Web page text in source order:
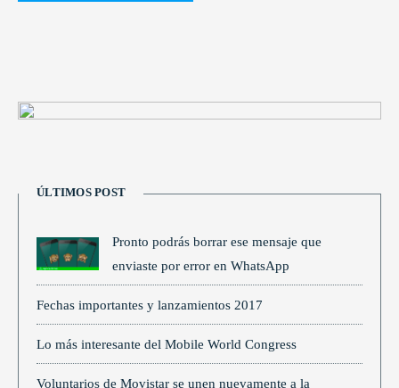
ÚLTIMOS POST
Pronto podrás borrar ese mensaje que
enviaste por error en WhatsApp
Fechas importantes y lanzamientos 2017
Lo más interesante del Mobile World Congress
Voluntarios de Movistar se unen nuevamente a la